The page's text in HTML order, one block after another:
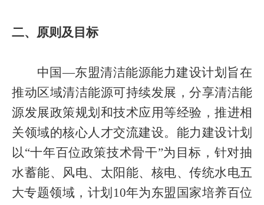
二、原则及目标
中国—东盟清洁能源能力建设计划旨在
推动区域清洁能源可持续发展，分享清洁能
源发展政策规划和技术应用等经验，推进相
关领域的核心人才交流建设。能力建设计划
以“十年百位政策技术骨干”为目标，针对抽
水蓄能、风电、太阳能、核电、传统水电五
大专题领域，计划 10年为东盟国家培养百位